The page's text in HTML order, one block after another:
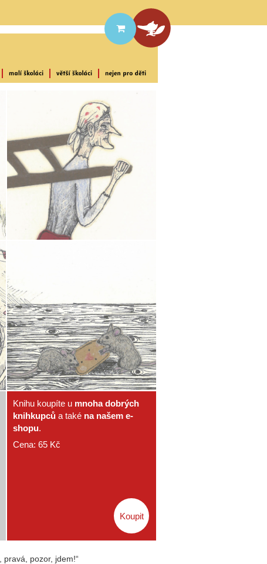
Knihu koupíte u mnoha dobrých
knihkupců a také na našem e-
shopu.
Cena: 65 Kč
Koupit
pozor, jdem!“